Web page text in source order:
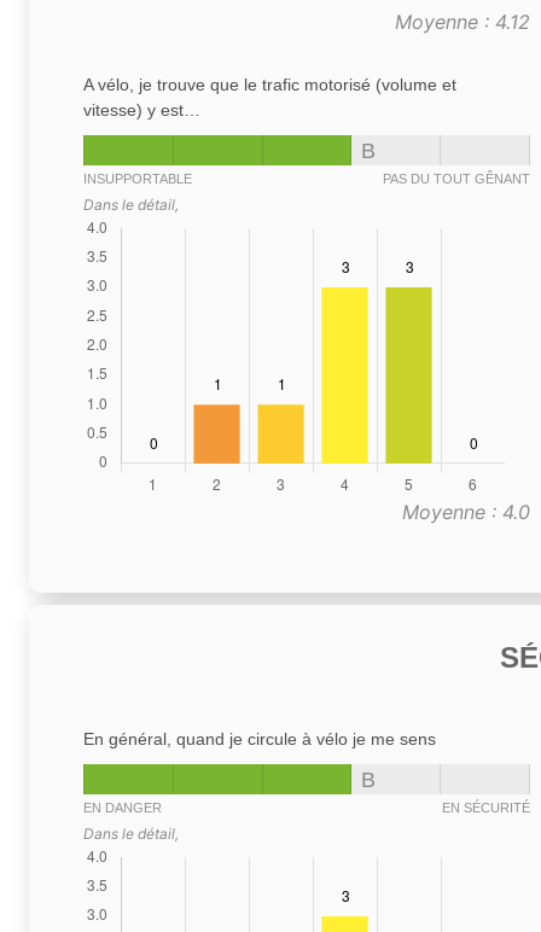
Moyenne : 4.12
A vélo, je trouve que le trafic motorisé (volume et
vitesse) y est…
B
INSUPPORTABLE PAS DU TOUT GÊNANT
Dans le détail,
Moyenne : 4.0
En général, quand je circule à vélo je me sens
B
EN DANGER EN SÉCURITÉ
Dans le détail,